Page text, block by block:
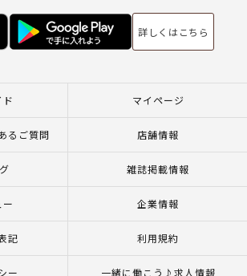
詳しくはこちら
マイページ
るご質問 店舗情報
雑誌掲載情報
企業情報
記 利用規約
ー 一緒に働こう♪求人情報